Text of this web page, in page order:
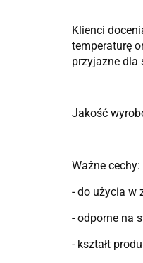
Klienci
temperaturę
przyjazne dla
Jakość
Ważne cechy:
- do użycia w
- odporne na
- kształt